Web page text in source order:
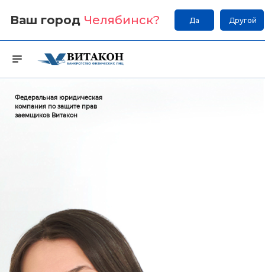
Ваш город Челябинск? Да Другой
Федеральная юридическая
компания по защите прав
заемщиков Витакон